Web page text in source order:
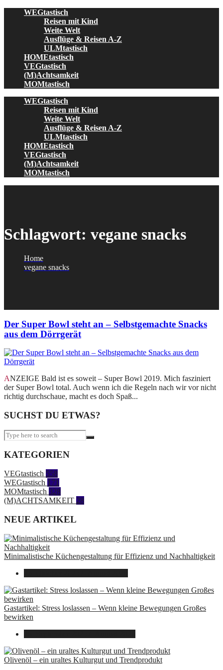
WEGtastisch
Reisen mit Kind
Weite Welt
Ausflüge & Reisen A-Z
ULMtastisch
HOMEtastisch
VEGtastisch
(M)Achtsamkeit
MOMtastisch
WEGtastisch
Reisen mit Kind
Weite Welt
Ausflüge & Reisen A-Z
ULMtastisch
HOMEtastisch
VEGtastisch
(M)Achtsamkeit
MOMtastisch
Schlagwort: vegane snacks
Home
vegane snacks
Der Super Bowl steht an – Selbstgemachte Snacks
aus dem Dörrgerät
ANZEIGE Bald ist es soweit – Super Bowl 2019. Mich fasziniert
der Super Bowl total. Auch wenn ich die Regeln nach wir vor nicht
richtig durchschaue, macht es doch Spaß...
SUCHST DU ETWAS?
KATEGORIEN
VEGtastisch 558
WEGtastisch 171
MOMtastisch 328
(M)ACHTSAMKEIT 28
NEUE ARTIKEL
Minimalistische Küchengestaltung für Effizienz und Nachhaltigkeit
Gastartikel: Stress loslassen – Wenn kleine Bewegungen Großes
bewirken
Olivenöl – ein uraltes Kulturgut und Trendprodukt